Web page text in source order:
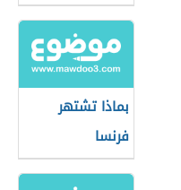
بماذا تشتهر
فرنسا